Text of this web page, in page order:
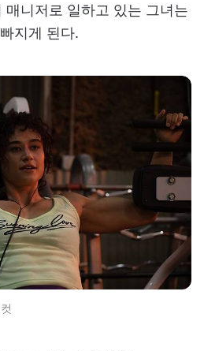
매니저로 일하고 있는 그녀는
지게 된다.